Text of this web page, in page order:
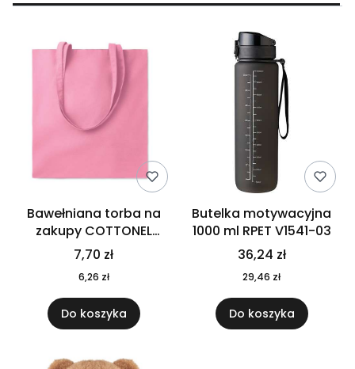
Bawełniana torba na
zakupy COTTONEL
COLOUR++ MO9846-11
7,70 zł
6,26 zł
Do koszyka
Butelka motywacyjna
1000 ml RPET V1541-03
36,24 zł
29,46 zł
Do koszyka